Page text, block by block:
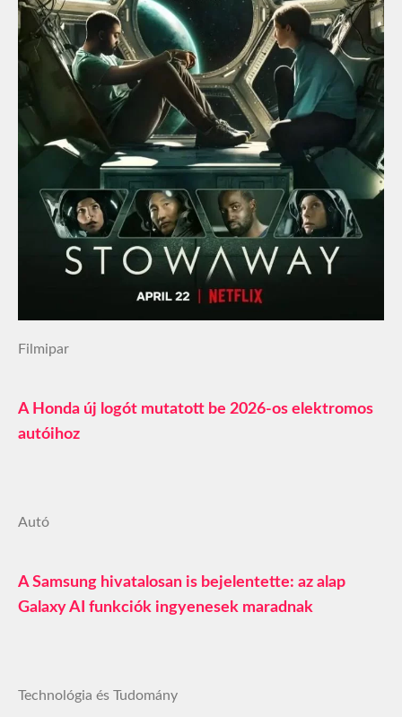
Filmipar
A Honda új logót mutatott be 2026-os elektromos
autóihoz
Autó
A Samsung hivatalosan is bejelentette: az alap
Galaxy AI funkciók ingyenesek maradnak
Technológia és Tudomány